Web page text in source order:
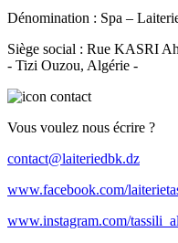
Dénomination : Spa –
Siège social : Rue KASRI
- Tizi Ouzou, Algérie -
Vous voulez nous écrire ?
contact@laiteriedbk.dz
www.facebook.com/
www.instagram.com/